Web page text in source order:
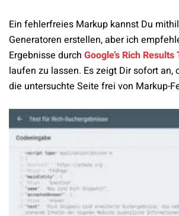
Ein fehlerfreies Markup kannst Du
Generatoren erstellen, aber ich
Ergebnisse durch Google’s Rich
laufen zu lassen. Es zeigt Dir sofort an,
die untersuchte Seite frei von Markup-